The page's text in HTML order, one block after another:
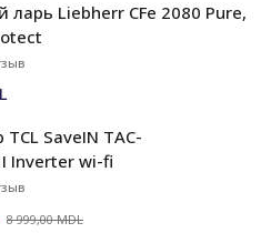
Liebherr CFe 2080 Pure,
SaveIN TAC-
Inverter wi-fi
8 999,00 MDL